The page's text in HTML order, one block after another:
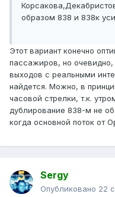
образом 838 и 838к
Этот вариант конечно
пассажиров, но очевидно,
выходов с реальными
найдется. Можно, в
часовой стрелки, т.к.
дублирование 838-м не
когда основной поток от
Sergy
Опубликовано 22